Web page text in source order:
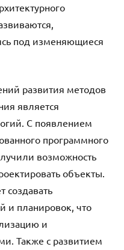
под изменяющиеся
развития методов
является
С появлением
программного
возможность
объекты.
создавать
и планировок, что
и
Также с развитием